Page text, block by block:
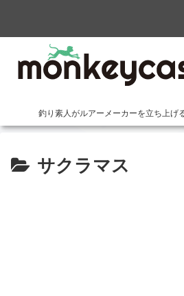
釣り素人がルアーメーカーを立ち上げ
サクラマス